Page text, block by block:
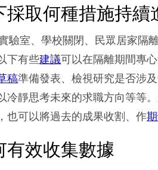
採取何種措施持續
驗室、學校關閉、民眾居家隔
下有些建議可以在隔離期間專
稿準備發表、檢視研究是否涉
冷靜思考未來的求職方向等等
也可以將過去的成果收割、作
有效收集數據